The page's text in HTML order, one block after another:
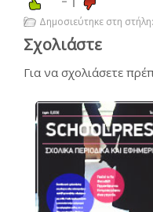
Δημοσιεύτηκε στη στήλη:
Σχολιάστε
Για να σχολιάσετε